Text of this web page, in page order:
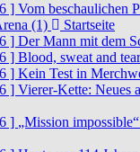
] Vom beschaulichen
(1)
Startseite
] Der Mann mit dem
] Blood, sweat and
] Kein Test in
] Vierer-Kette: Neues
] „Mission